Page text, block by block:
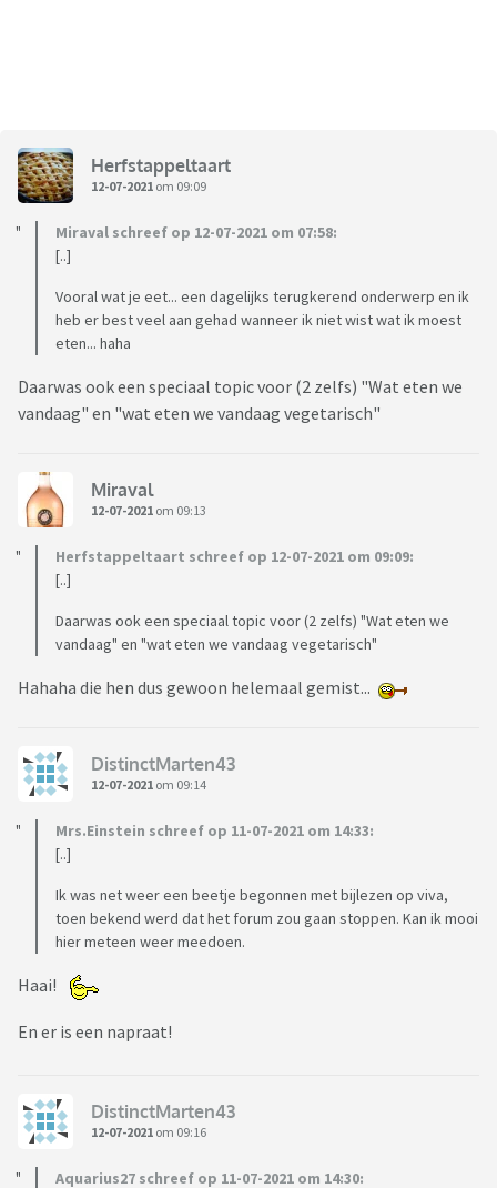
Herfstappeltaart
12-07-2021 om 09:09
Miraval schreef op 12-07-2021 om 07:58:
[..]
Vooral wat je eet... een dagelijks terugkerend onderwerp en ik
heb er best veel aan gehad wanneer ik niet wist wat ik moest
eten... haha
Daarwas ook een speciaal topic voor (2 zelfs) "Wat eten we
vandaag" en "wat eten we vandaag vegetarisch"
Miraval
12-07-2021 om 09:13
Herfstappeltaart schreef op 12-07-2021 om 09:09:
[..]
Daarwas ook een speciaal topic voor (2 zelfs) "Wat eten we
vandaag" en "wat eten we vandaag vegetarisch"
Hahaha die hen dus gewoon helemaal gemist...
DistinctMarten43
12-07-2021 om 09:14
Mrs.Einstein schreef op 11-07-2021 om 14:33:
[..]
Ik was net weer een beetje begonnen met bijlezen op viva,
toen bekend werd dat het forum zou gaan stoppen. Kan ik mooi
hier meteen weer meedoen.
Haai!
En er is een napraat!
DistinctMarten43
12-07-2021 om 09:16
Aquarius27 schreef op 11-07-2021 om 14:30: